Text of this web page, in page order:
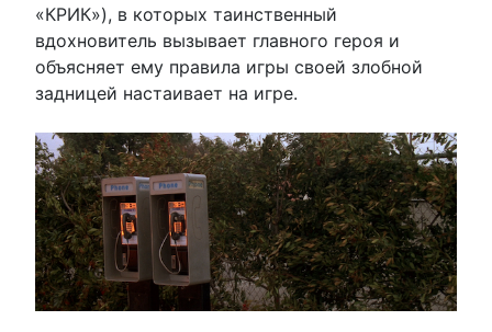
«КРИК»), в которых таинственный
вдохновитель вызывает главного героя и
объясняет ему правила игры своей злобной
задницей настаивает на игре.